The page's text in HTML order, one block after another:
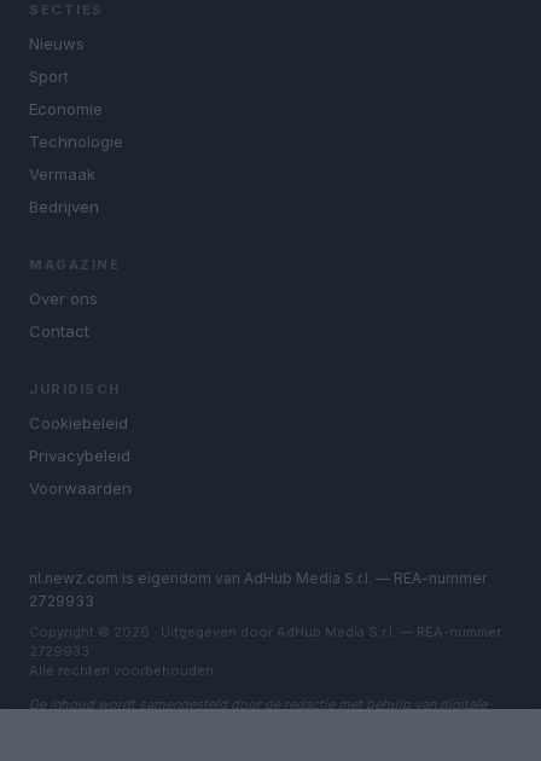
SECTIES
Nieuws
Sport
Economie
Technologie
Vermaak
Bedrijven
MAGAZINE
Over ons
Contact
JURIDISCH
Cookiebeleid
Privacybeleid
Voorwaarden
nl.newz.com is eigendom van AdHub Media S.r.l. — REA-nummer
2729933
Copyright © 2026 · Uitgegeven door AdHub Media S.r.l. — REA-nummer
2729933
Alle rechten voorbehouden
De inhoud wordt samengesteld door de redactie met behulp van digitale